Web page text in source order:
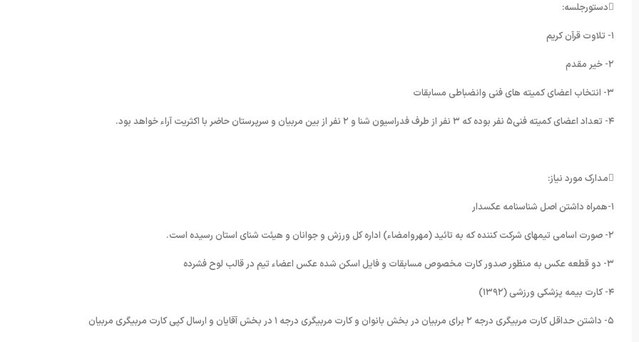
دستورجلسه:
١- تلاوت قرآن کریم
٢- خیر مقدم
٣- انتخاب اعضای کمیته های فنی وانضباطی مسابقات
۴- تعداد اعضای کمیته فنی۵ نفر بوده که ٣ نفر از طرف فدراسیون شنا و ٢ نفر از بین مربیان و سرپرستان حاضر با اکثریت آراء خواهد بود.
مدارک مورد نیاز:
١-همراه داشتن اصل شناسنامه عکسدار
٢- صورت اسامی تیمهای شرکت کننده که به تائید (مهروامضاء) اداره کل ورزش و جوانان و هیئت شنای استان رسیده است.
٣- دو قطعه عکس به منظور صدور کارت مخصوص مسابقات و فایل اسکن شده عکس اعضاء تیم در قالب لوح فشرده
۴- کارت بیمه پزشکی ورزشی (١٣٩٢)
۵- داشتن حداقل کارت مربیگری درجه ٢ برای مربیان در بخش بانوان و کارت مربیگری درجه ١ در بخش آقایان و ارسال کپی کارت مربیگری مربیان